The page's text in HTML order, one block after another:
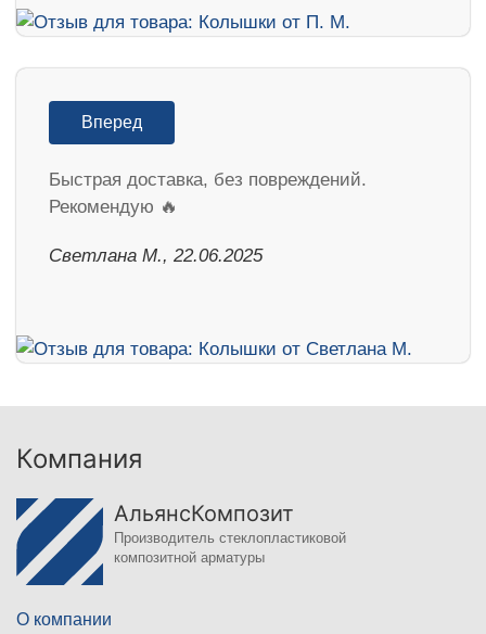
Вперед
Быстрая доставка, без повреждений.
Рекомендую 🔥
Светлана М., 22.06.2025
Компания
АльянсКомпозит
Производитель стеклопластиковой
композитной арматуры
О компании